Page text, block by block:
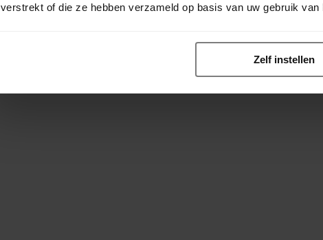
verstrekt of die ze hebben verzameld op basis van uw gebruik van
Zelf instellen